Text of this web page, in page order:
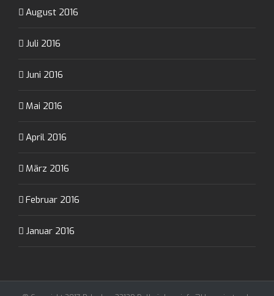
August 2016
Juli 2016
Juni 2016
Mai 2016
April 2016
März 2016
Februar 2016
Januar 2016